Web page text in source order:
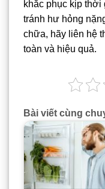
khắc phục kịp thời
tránh hư hỏng
chữa, hãy liên hệ
toàn và hiệu quả.
Bài viết cùng